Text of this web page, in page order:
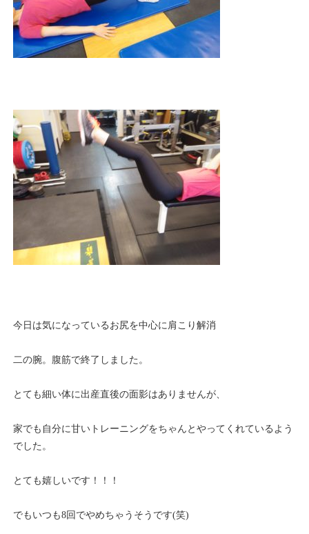
今日は気になっているお尻を中心に肩こり解消
二の腕。腹筋で終了しました。
とても細い体に出産直後の面影はありませんが、
家でも自分に甘いトレーニングをちゃんとやってくれているよう
でした。
とても嬉しいです！！！
でもいつも8回でやめちゃうそうです(笑)